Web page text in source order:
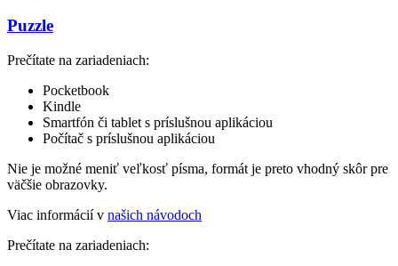
Puzzle
Prečítate na zariadeniach:
Pocketbook
Kindle
Smartfón či tablet s príslušnou aplikáciou
Počítač s príslušnou aplikáciou
Nie je možné meniť veľkosť písma, formát je preto vhodný skôr pre
väčšie obrazovky.
Viac informácií v našich návodoch
Prečítate na zariadeniach: